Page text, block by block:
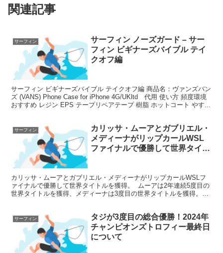
関連記事
サーフィン
サーフィン ノーズガード – サー
フィン ビギナーズバイブル テイ
クオフ編
サーフィン ビギナーズバイブル テイクオフ編 商品名：ヴァンズバン
ズ (VANS) Phone Case for iPhone 4G/UKltd 代用 使い方 頻度環境
おすすめ レジン EPS テープリペアテープ 樹脂 ホットコート やす...
サーフィン
カリッサ・ムーアとガブリエル・
メディーナがリップカールWSL
ファイナルで優勝して世界タイト
カリッサ・ムーアとガブリエル・メディーナがリップカールWSLフ
ァイナルで優勝して世界タイトルを獲得。 ムーアは2年連続5度目の
世界タイトルを獲得、メディーナは3度目の世界タイトルを獲得。歴
サーフィン
タジが3度目の総合優勝！2024年
チャンピオンズトロフィー最終日
について